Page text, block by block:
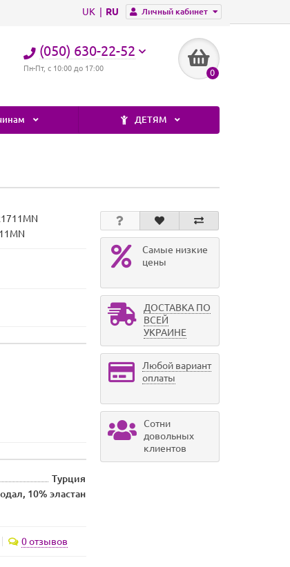
Личный кабинет
UK RU
(050) 630-22-52
Пн-Пт, с 10:00 до 17:00 0
ДЕТЯМ
Турция
10% эластан
0 отзывов
Самые низкие
цены
ДОСТАВКА ПО
ВСЕЙ
УКРАИНЕ
Любой вариант
оплаты
Сотни
довольных
клиентов